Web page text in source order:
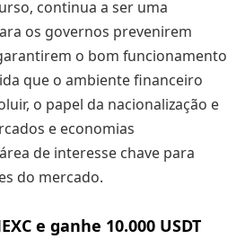
continua a ser uma
os governos prevenirem
o bom funcionamento
que o ambiente financeiro
o papel da nacionalização e
e economias
de interesse chave para
do mercado.
e ganhe 10.000 USDT